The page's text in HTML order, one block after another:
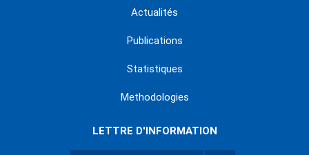
Actualités
Publications
Statistiques
Methodologies
LETTRE D'INFORMATION